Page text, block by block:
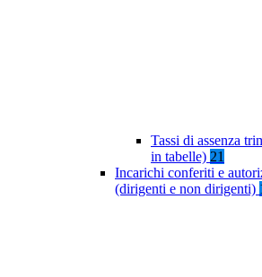
Tassi di assenza
in tabelle) 21
Incarichi conferiti e
(dirigenti e non dirigenti)